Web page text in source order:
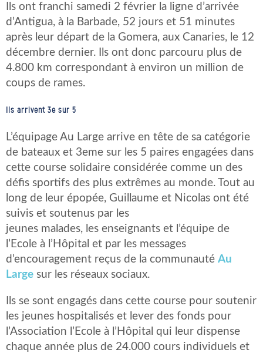
Ils ont franchi samedi 2 février la ligne d’arrivée
d’Antigua, à la Barbade, 52 jours et 51 minutes
après leur départ de la Gomera, aux Canaries, le 12
décembre dernier. Ils ont donc parcouru plus de
4.800 km correspondant à environ un million de
coups de rames.
Ils arrivent 3e sur 5
L’équipage Au Large arrive en tête de sa catégorie
de bateaux et 3eme sur les 5 paires engagées dans
cette course solidaire considérée comme un des
défis sportifs des plus extrêmes au monde. Tout au
long de leur épopée, Guillaume et Nicolas ont été
suivis et soutenus par les
jeunes malades, les enseignants et l’équipe de
l’Ecole à l’Hôpital et par les messages
d’encouragement reçus de la communauté Au
Large sur les réseaux sociaux.
Ils se sont engagés dans cette course pour soutenir
les jeunes hospitalisés et lever des fonds pour
l’Association l’Ecole à l’Hôpital qui leur dispense
chaque année plus de 24.000 cours individuels et